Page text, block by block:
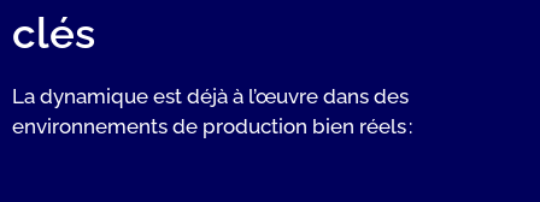
clés
La dynamique est déjà à l’œuvre dans des
environnements de production bien réels :